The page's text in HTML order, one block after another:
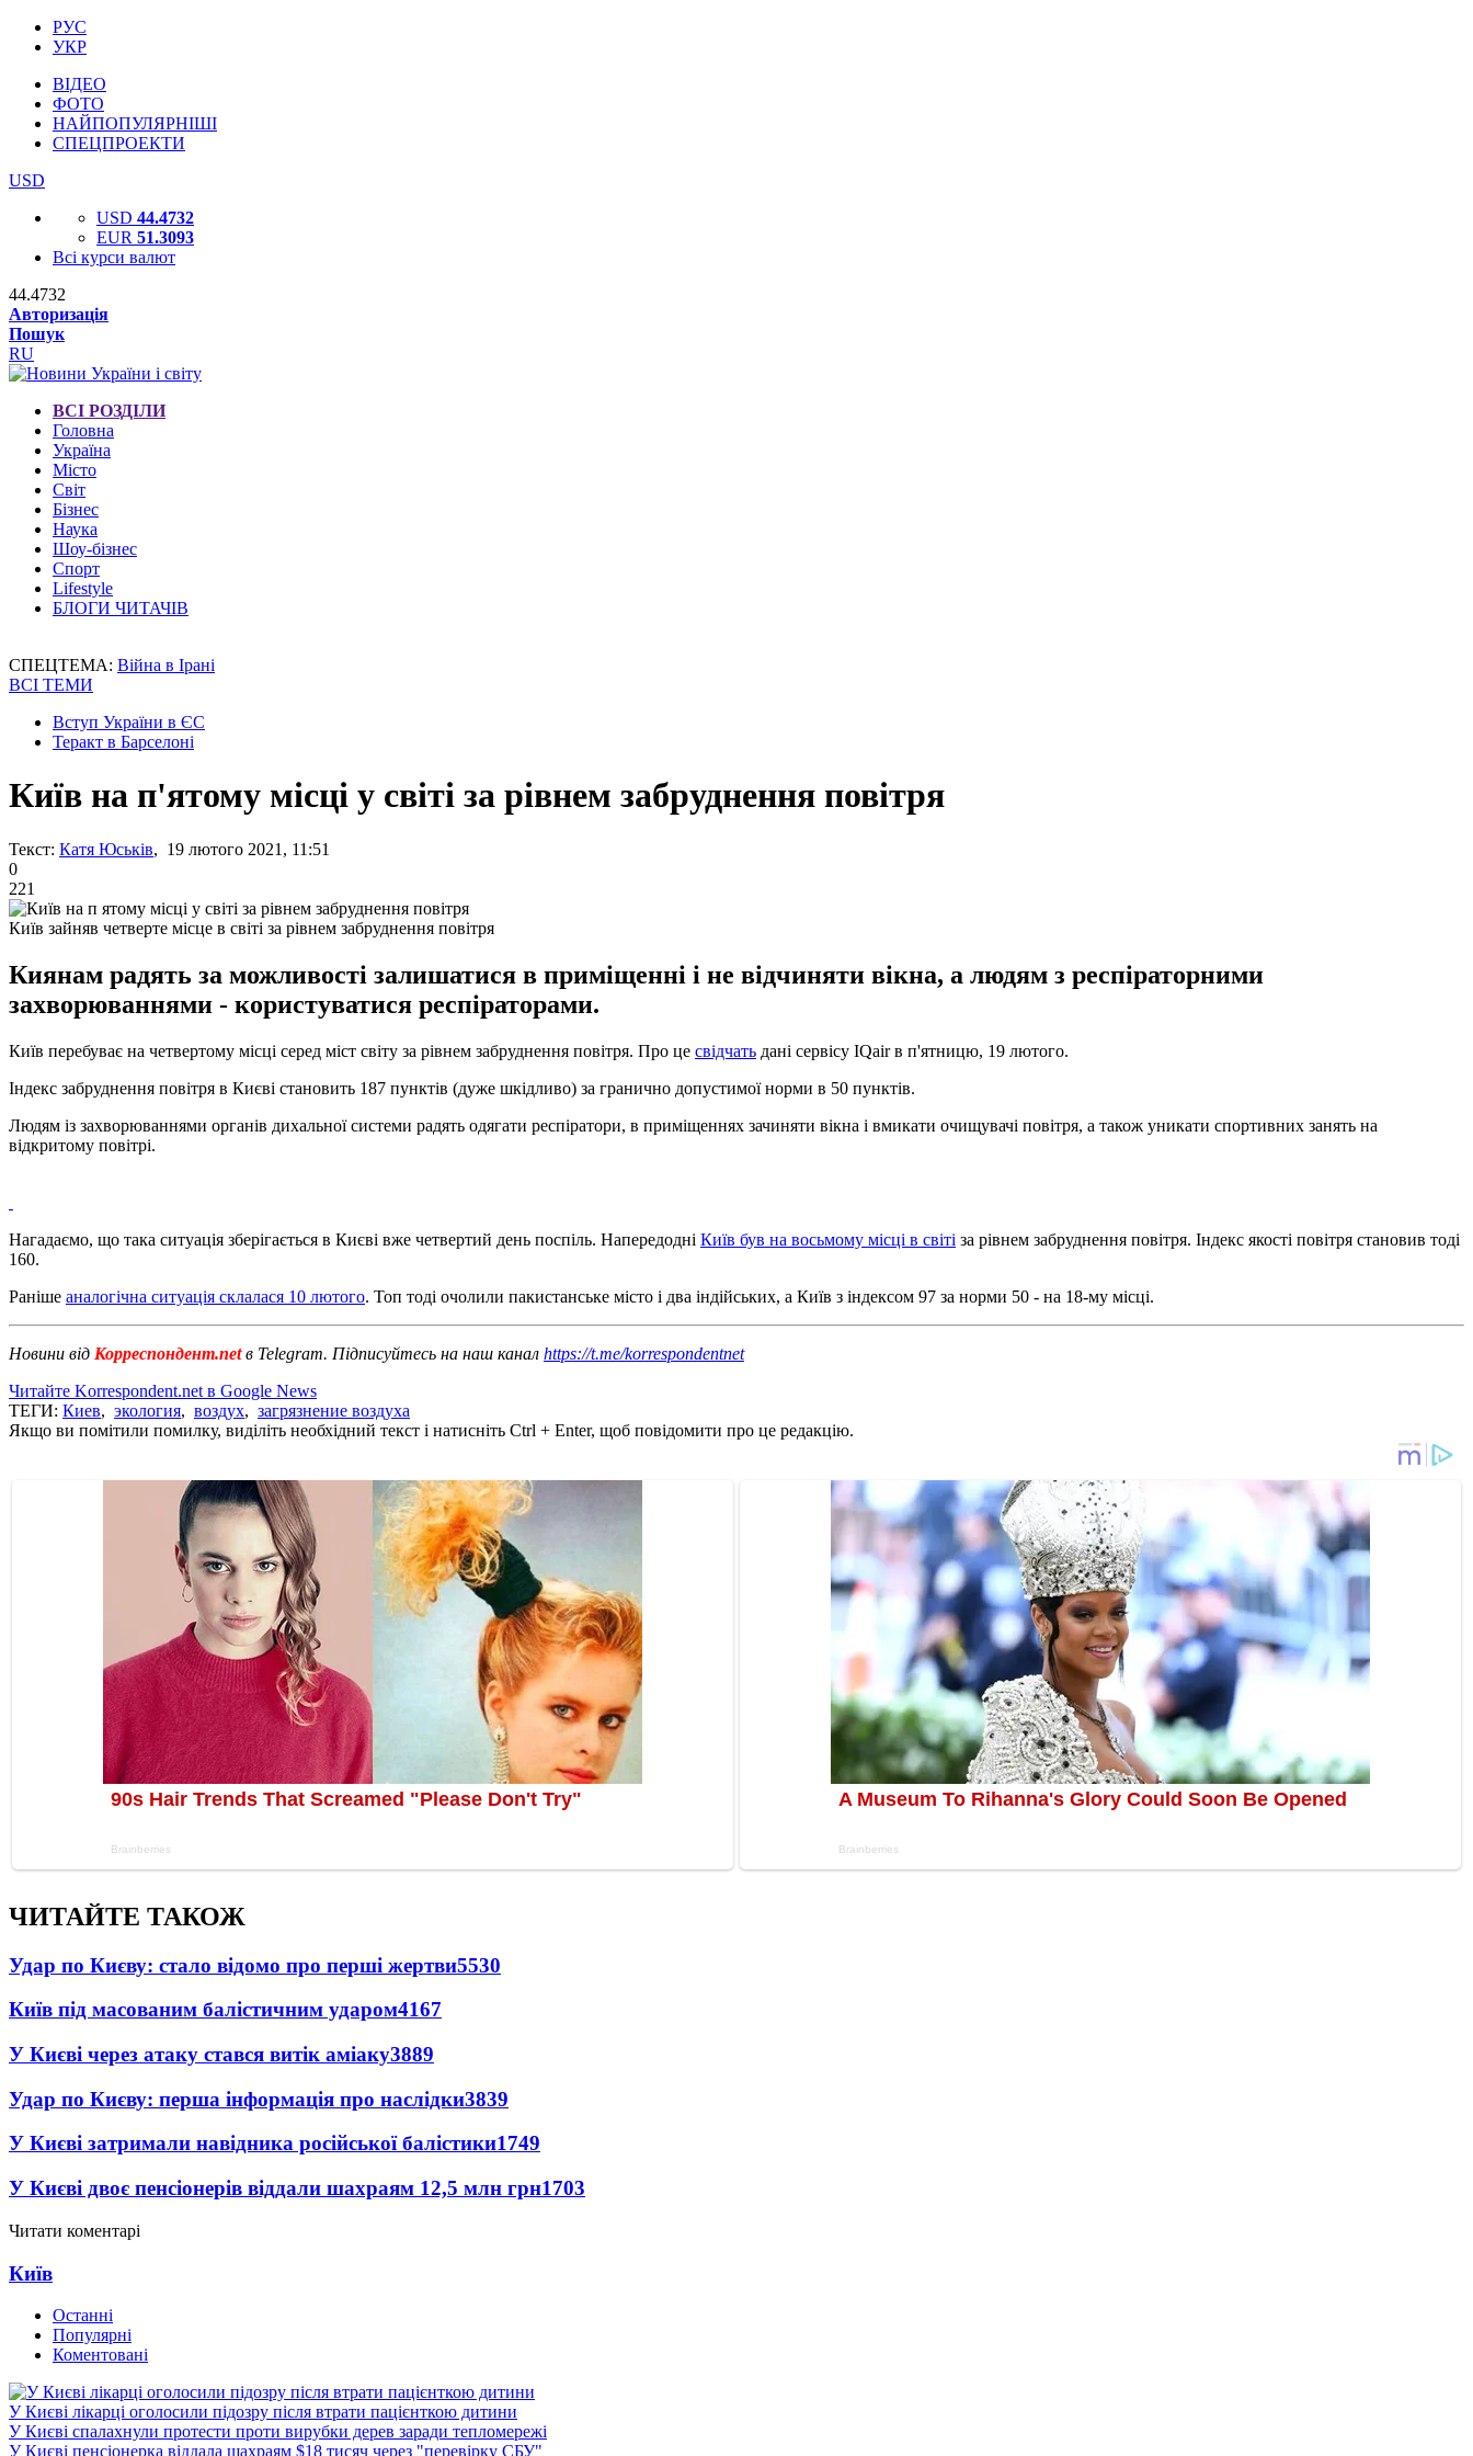
РУС
УКР
ВІДЕО
ФОТО
НАЙПОПУЛЯРНІШІ
СПЕЦПРОЕКТИ
USD
USD 44.4732
EUR 51.3093
Всі курси валют
44.4732
Авторизація
Пошук
RU
ВСІ РОЗДІЛИ
Головна
Україна
Місто
Світ
Бізнес
Наука
Шоу-бізнес
Спорт
Lifestyle
БЛОГИ ЧИТАЧІВ
СПЕЦТЕМА: Війна в Ірані
ВСІ ТЕМИ
Вступ України в ЄС
Теракт в Барселоні
Київ на п'ятому місці у світі за рівнем забруднення повітря
Текст: Катя Юськів, 19 лютого 2021, 11:51
0
221
Київ зайняв четверте місце в світі за рівнем забруднення повітря
Киянам радять за можливості залишатися в приміщенні і не відчиняти вікна, а людям з респіраторними
захворюваннями - користуватися респіраторами.
Київ перебуває на четвертому місці серед міст світу за рівнем забруднення повітря. Про це свідчать дані сервісу IQair в п'ятницю, 19 лютого.
Індекс забруднення повітря в Києві становить 187 пунктів (дуже шкідливо) за гранично допустимої норми в 50 пунктів.
Людям із захворюваннями органів дихальної системи радять одягати респіратори, в приміщеннях зачиняти вікна і вмикати очищувачі повітря, а також уникати спортивних занять на
відкритому повітрі.
Нагадаємо, що така ситуація зберігається в Києві вже четвертий день поспіль. Напередодні Київ був на восьмому місці в світі за рівнем забруднення повітря. Індекс якості повітря становив тоді
160.
Раніше аналогічна ситуація склалася 10 лютого. Топ тоді очолили пакистанське місто і два індійських, а Київ з індексом 97 за норми 50 - на 18-му місці.
Новини від Корреспондент.netв Telegram. Підписуйтесь на наш канал https://t.me/korrespondentnet
Читайте Korrespondent.net в Google News
ТЕГИ: Киев, экология, воздух, загрязнение воздуха
Якщо ви помітили помилку, виділіть необхідний текст і натисніть Ctrl + Enter, щоб повідомити про це редакцію.
ЧИТАЙТЕ ТАКОЖ
Удар по Києву: стало відомо про перші жертви5530
Київ під масованим балістичним ударом4167
У Києві через атаку стався витік аміаку3889
Удар по Києву: перша інформація про наслідки3839
У Києві затримали навідника російської балістики1749
У Києві двоє пенсіонерів віддали шахраям 12,5 млн грн1703
Читати коментарі
Київ
Останні
Популярні
Коментовані
У Києві лікарці оголосили підозру після втрати пацієнткою дитини
У Києві спалахнули протести проти вирубки дерев заради тепломережі
У Києві пенсіонерка віддала шахраям $18 тисяч через "перевірку СБУ"